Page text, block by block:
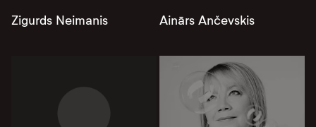
Zigurds Neimanis Ainārs Ančevskis